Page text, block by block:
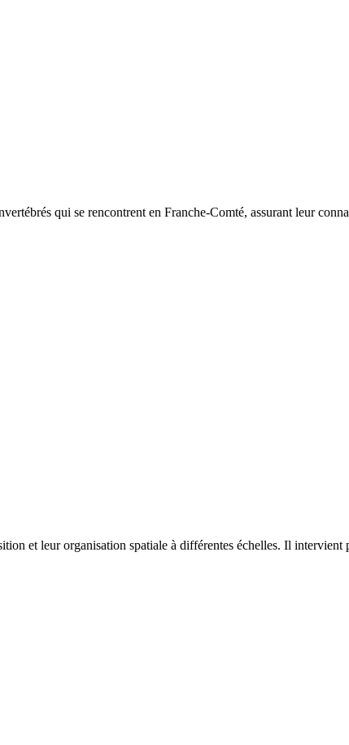
qui se rencontrent en Franche-Comté, assurant leur
et leur organisation spatiale à différentes échelles. Il intervient